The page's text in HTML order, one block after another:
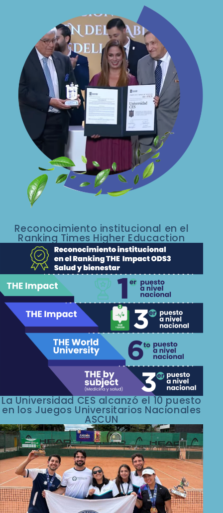
Reconocimiento institucional en el
Ranking Times Higher Educaction
La Universidad CES alcanzó el 10 puesto
en los Juegos Universitarios Nacionales
ASCUN